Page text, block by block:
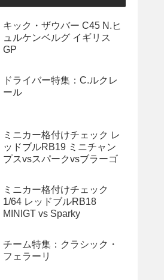
キック・ザウバー C45 N.ヒ
ュルケンベルグ イギリス
GP
ドライバー特集：C.ルクレ
ール
ミニカー格付けチェック レ
ッドブルRB19 ミニチャン
プスvsスパークvsブラーゴ
ミニカー格付けチェック
1/64 レッドブルRB18
MINIGT vs Sparky
チーム特集：クラシック・
フェラーリ